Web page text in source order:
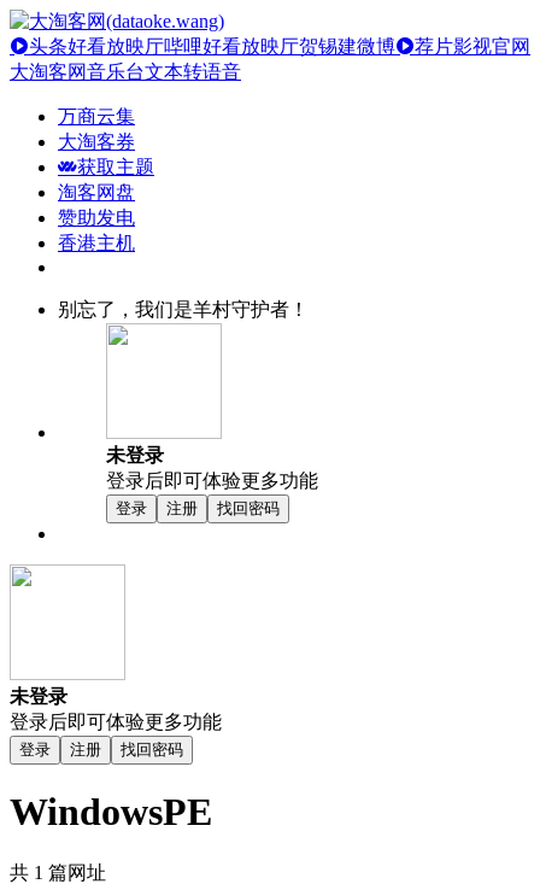
头条好看放映厅哔哩好看放映厅贺锡建微博
荐片影视官网
大淘客网音乐台文本转语音
万商云集
大淘客券
获取主题
淘客网盘
赞助发电
香港主机
别忘了，我们是羊村守护者！
未登录
登录后即可体验更多功能
登录 注册 找回密码
未登录
登录后即可体验更多功能
登录 注册 找回密码
WindowsPE
共 1 篇网址